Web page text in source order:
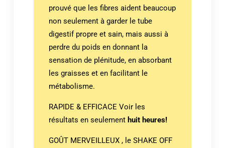
prouvé que les fibres aident beaucoup
non seulement à garder le tube
digestif propre et sain, mais aussi à
perdre du poids en donnant la
sensation de plénitude, en absorbant
les graisses et en facilitant le
métabolisme.
RAPIDE & EFFICACE Voir les
résultats en seulement huit heures!
GOÛT MERVEILLEUX , le SHAKE OFF